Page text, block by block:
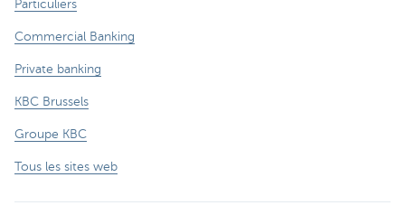
Particuliers
Commercial Banking
Private banking
KBC Brussels
Groupe KBC
Tous les sites web